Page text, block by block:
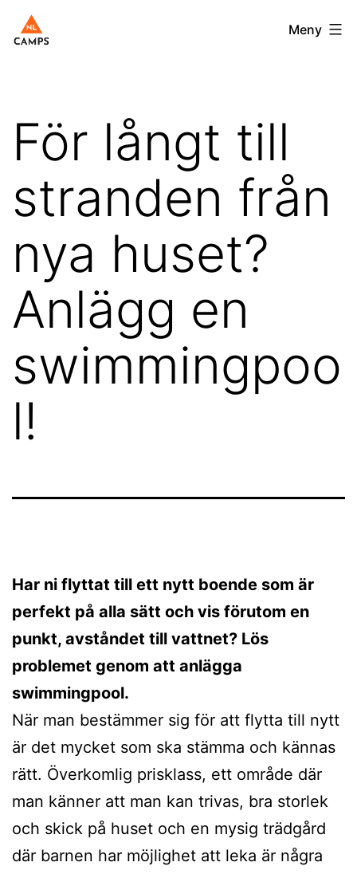
Hoppa
till Nlcamps.se Meny
För långt till
stranden från
nya huset?
Anlägg en
swimmingpoo
l!
Har ni flyttat till ett nytt boende som är
perfekt på alla sätt och vis förutom en
punkt, avståndet till vattnet? Lös
problemet genom att anlägga
swimmingpool.
När man bestämmer sig för att flytta till nytt
är det mycket som ska stämma och kännas
rätt. Överkomlig prisklass, ett område där
man känner att man kan trivas, bra storlek
och skick på huset och en mysig trädgård
där barnen har möjlighet att leka är några